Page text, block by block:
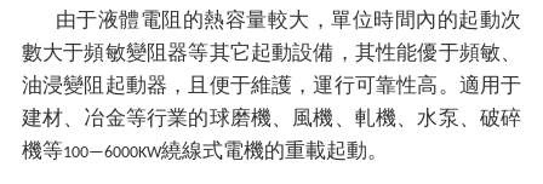
由于液體電阻的熱容量較大，單位時間內的起動次
數大于頻敏變阻器等其它起動設備，其性能優于頻敏、
油浸變阻起動器，且便于維護，運行可靠性高。適用于
建材、冶金等行業的球磨機、風機、軋機、水泵、破碎
機等100—6000KW繞線式電機的重載起動。